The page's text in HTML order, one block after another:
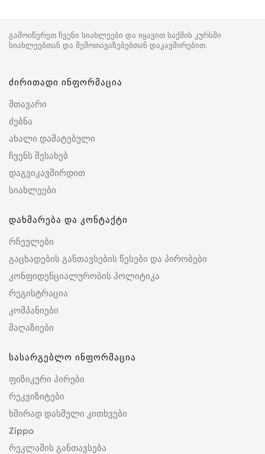
გამოიწერეთ ჩვენი სიახლეები და იყავით საქმის კურსში
სიახლეებთან და შემოთავაზებებთან დაკავშირებით.
ძირითადი ინფორმაცია
მთავარი
ძებნა
ახალი დამატებული
ჩვენს შესახებ
დაგვიკავშირდით
სიახლეები
დახმარება და კონტაქტი
რჩეულები
გაცხადების განთავსების წესები და პირობები
კონფიდენციალურობის პოლიტიკა
რეგისტრაცია
კომპანიები
მაღაზიები
სასარგებლო ინფორმაცია
ფიზიკური პირები
რეკვიზიტები
ხშირად დასმული კითხვები
Zippo
რეკლამის განთავსება